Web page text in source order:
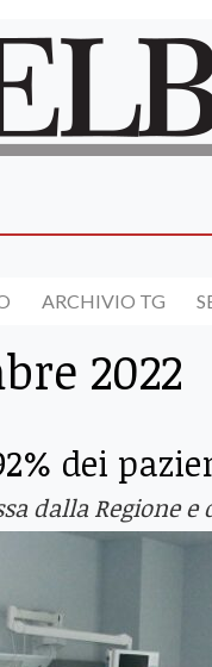
ARCHIVIO TG
2022
dei
dalla Regione e